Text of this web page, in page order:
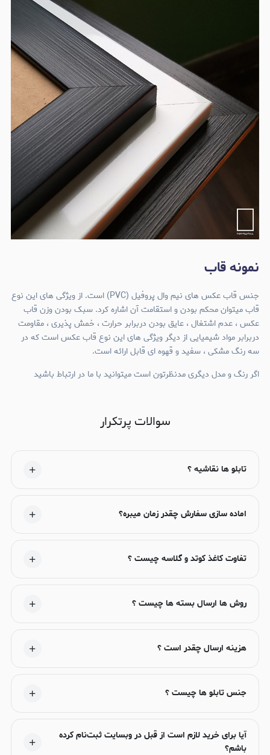
نمونه قاب
جنس قاب عکس های نیم وال پروفیل (PVC) است. از ویژگی های این نوع
قاب میتوان محکم بودن و استقامت آن اشاره کرد. سبک بودن وزن قاب
عکس ، عدم اشتغال ، عایق بودن دربرابر حرارت ، خمش پذیری ، مقاومت
دربرابر مواد شیمیایی از دیگر ویژگی های این نوع قاب عکس است که در
سه رنگ مشکی ، سفید و قهوه ای قابل ارائه است.
اگر رنگ و مدل دیگری مدنظرتون است میتوانید با ما در ارتباط باشید
سوالات پرتکرار
تابلو ها نقاشیه ؟
اماده سازی سفارش چقدر زمان میبره؟
تفاوت کاغذ کوتد و گلاسه چیست ؟
روش ها ارسال بسته ها چیست ؟
هزینه ارسال چقدر است ؟
جنس تابلو ها چیست ؟
آیا برای خرید لازم است از قبل در وبسایت ثبت‌نام کرده
باشم؟